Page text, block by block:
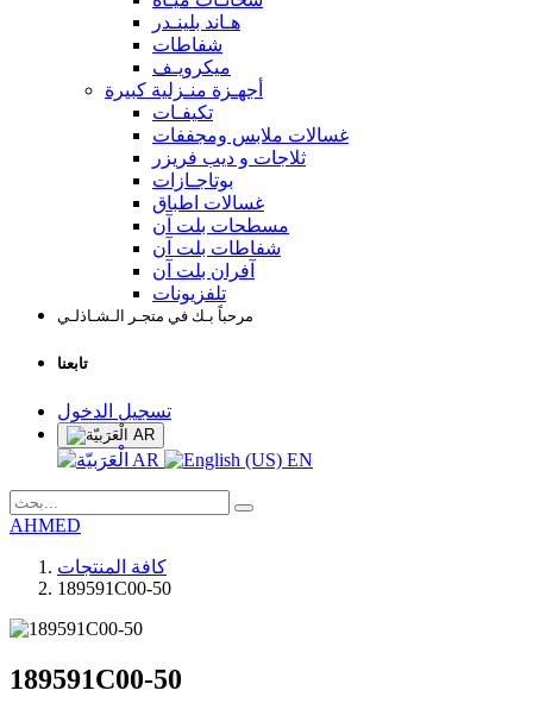
هـاند بلينـدر
شفاطات
ميكرويـف
أجهـزة منـزلية كبيرة
تكيفـات
غسالات ملابس ومجففات
ثلاجات و ديب فريزر
بوتاجـازات
غسالات اطباق
مسطحات بلت آن
شفاطات بلت آن
آفران بلت آن
تلفزيونات
مرحباً بـك في متجـر الـشـاذلـي
تابعنا
تسجيل الدخول
AR
AR EN
AHMED
كافة المنتجات
189591C00-50
189591C00-50